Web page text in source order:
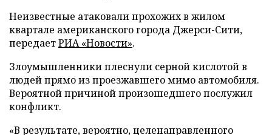
Неизвестные атаковали прохожих в жилом
квартале американского города Джерси-Сити,
передаетРИА «Новости».
Злоумышленники плеснули серной кислотой в
людей прямо из проезжавшего мимо автомобиля.
Вероятной причиной произошедшего послужил
конфликт.
«В результате, вероятно, целенаправленного